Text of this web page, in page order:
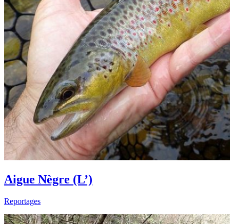
Aigue Nègre (L’)
Reportages